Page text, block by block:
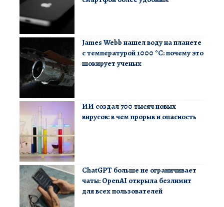
James Webb нашел воду на планете
с температурой 1000 °C: почему это
шокирует ученых
ИИ создал 700 тысяч новых
вирусов: в чем прорыв и опасность
ChatGPT больше не ограничивает
чаты: OpenAI открыла безлимит
для всех пользователей